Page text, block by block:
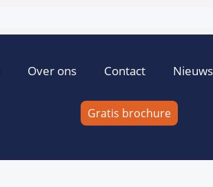
Over ons Contact Nieuws
Gratis brochure